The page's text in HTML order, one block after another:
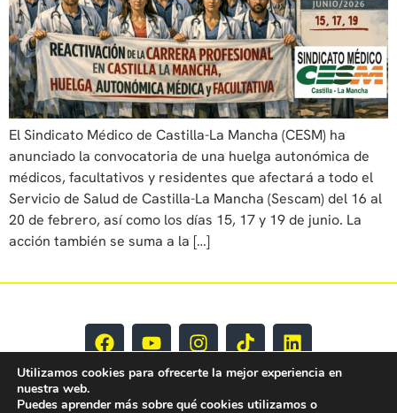
El Sindicato Médico de Castilla-La Mancha (CESM) ha
anunciado la convocatoria de una huelga autonómica de
médicos, facultativos y residentes que afectará a todo el
Servicio de Salud de Castilla-La Mancha (Sescam) del 16 al
20 de febrero, así como los días 15, 17 y 19 de junio. La
acción también se suma a la […]
Utilizamos cookies para ofrecerte la mejor experiencia en
nuestra web.
Puedes aprender más sobre qué cookies utilizamos o